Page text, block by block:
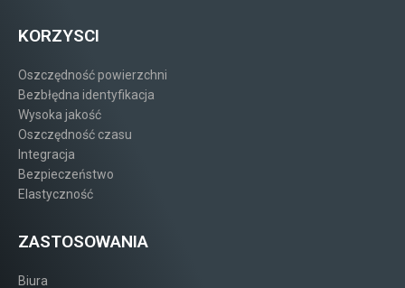
KORZYSCI
Oszczędność powierzchni
Bezbłędna identyfikacja
Wysoka jakość
Oszczędność czasu
Integracja
Bezpieczeństwo
Elastyczność
ZASTOSOWANIA
Biura